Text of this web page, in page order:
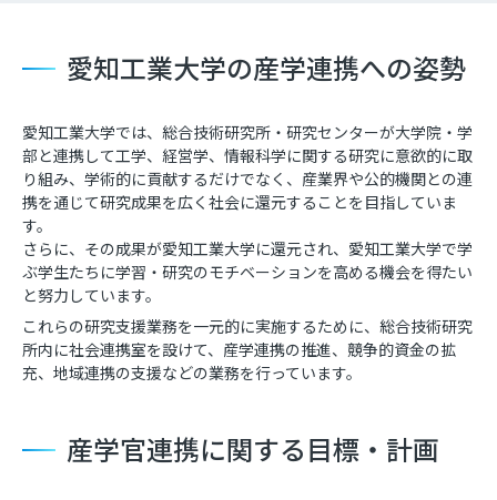
愛知工業大学の産学連携への姿勢
愛知工業大学では、総合技術研究所・研究センターが大学院・学
部と連携して工学、経営学、情報科学に関する研究に意欲的に取
り組み、学術的に貢献するだけでなく、産業界や公的機関との連
携を通じて研究成果を広く社会に還元することを目指していま
す。
さらに、その成果が愛知工業大学に還元され、愛知工業大学で学
ぶ学生たちに学習・研究のモチベーションを高める機会を得たい
と努力しています。
これらの研究支援業務を一元的に実施するために、総合技術研究
所内に社会連携室を設けて、産学連携の推進、競争的資金の拡
充、地域連携の支援などの業務を行っています。
産学官連携に関する目標・計画